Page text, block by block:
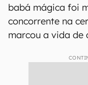
babá mágica foi
concorrente na
marcou a vida de